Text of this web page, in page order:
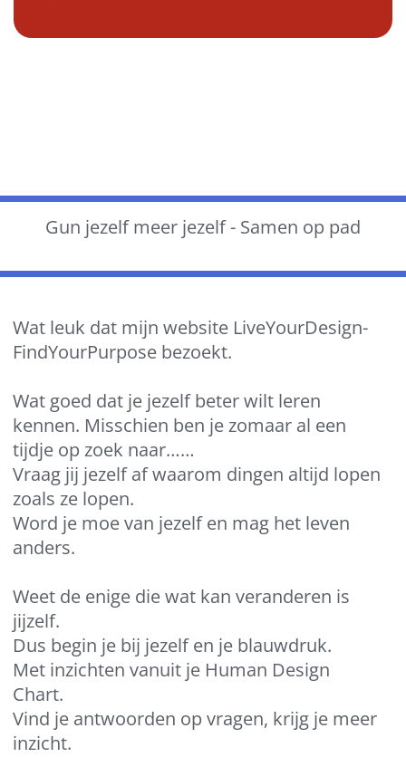
Gun jezelf meer jezelf - Samen op pad
Wat leuk dat mijn website LiveYourDesign-
FindYourPurpose bezoekt.
Wat goed dat je jezelf beter wilt leren
kennen. Misschien ben je zomaar al een
tijdje op zoek naar……
Vraag jij jezelf af waarom dingen altijd lopen
zoals ze lopen.
Word je moe van jezelf en mag het leven
anders.
Weet de enige die wat kan veranderen is
jijzelf.
Dus begin je bij jezelf en je blauwdruk.
Met inzichten vanuit je Human Design
Chart.
Vind je antwoorden op vragen, krijg je meer
inzicht.